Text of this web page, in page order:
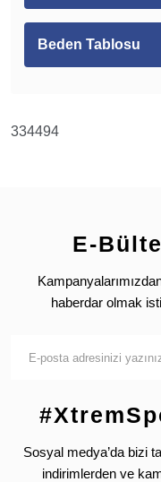
Beden Tablosu
334494
E-
haberdar olmak
Sosyal medya’da bizi
indirimlerden ve